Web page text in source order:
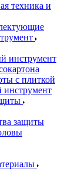
техника и
инструмент
с плиткой
инструмент
защиты